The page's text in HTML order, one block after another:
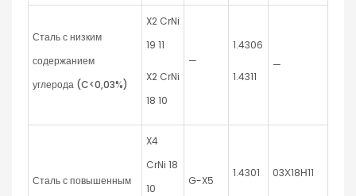
Сталь с низким
содержанием
углерода (C<0,03%)
X2 CrNi
19 11
X2 CrNi
18 10
—
1.4306
1.4311
—
Сталь с повышенным
X4
CrNi 18
10
G-X5
1.4301 03Х18Н11